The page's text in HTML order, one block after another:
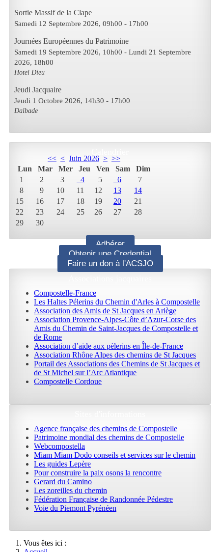
Sortie Massif de la Clape
Samedi 12 Septembre 2026, 09h00 - 17h00
Journées Européennes du Patrimoine
Samedi 19 Septembre 2026, 10h00 - Lundi 21 Septembre
2026, 18h00
Hotel Dieu
Jeudi Jacquaire
Jeudi 1 Octobre 2026, 14h30 - 17h00
Dalbade
<< < Juin 2026 > >>
Lun
Mar Mer Jeu Ven Sam
Dim
1
2 3 4 5 6
7
8
9 10 11 12 13
14
15
16 17 18 19 20
21
22
23 24 25 26 27
28
29
30
Adhérer
Obtenir une Credential
Faire un don à l'ACSJO
Compostelle-France
Les Haltes Pélerins du Chemin d'Arles à Compostelle
Association des Amis de St Jacques en Ariège
Association Provence-Alpes-Côte d’Azur-Corse des
Amis du Chemin de Saint-Jacques de Compostelle et
de Rome
Association d’aide aux pèlerins en Île-de-France
Association Rhône Alpes des chemins de St Jacques
Portail des Associations des Chemins de St Jacques et
de St Michel sur l’Arc Atlantique
Compostelle Cordoue
Agence française des chemins de Compostelle
Patrimoine mondial des chemins de Compostelle
Webcompostella
Miam Miam Dodo conseils et services sur le chemin
Les guides Lepère
Pour construire la paix osons la rencontre
Gerard du Camino
Les zoreilles du chemin
Fédération Française de Randonnée Pédestre
Voie du Piemont Pyrénéen
Vous êtes ici :